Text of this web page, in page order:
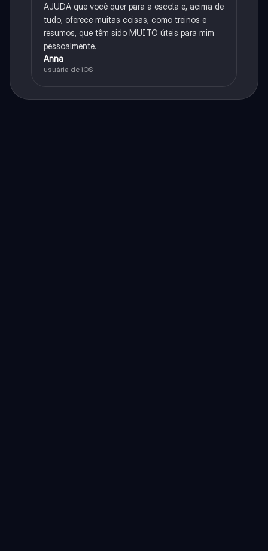
AJUDA que você quer para a escola e, acima de
tudo, oferece muitas coisas, como treinos e
resumos, que têm sido MUITO úteis para mim
pessoalmente.
Anna
usuária de iOS